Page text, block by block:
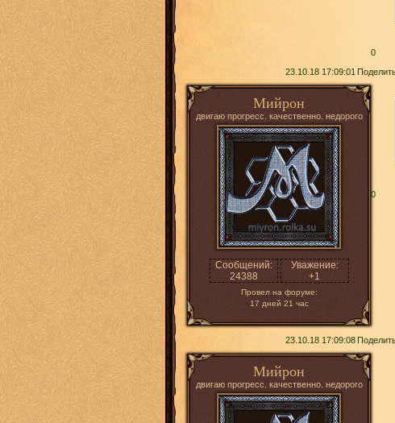
0
23.10.18 17:09:01
Мийрон
двигаю прогресс. качественно. недорого
Сообщений:
24388
Уважение:
+1
Провел на форуме:
17 дней 21 час
0
23.10.18 17:09:08
Мийрон
двигаю прогресс. качественно. недорого